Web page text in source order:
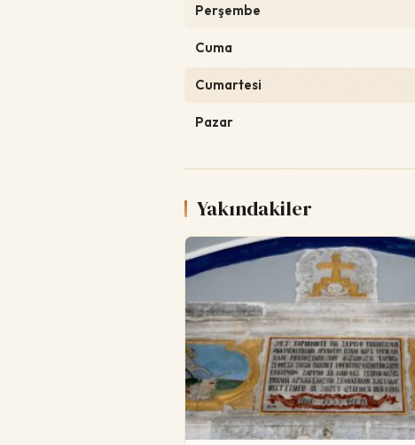
Perşembe
Cuma
Cumartesi
Pazar
Yakındakiler